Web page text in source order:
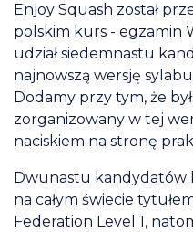
Enjoy Squash został
polskim kurs - egzamin
udział siedemnastu
najnowszą wersję
Dodamy przy tym, że
zorganizowany w tej
naciskiem na stronę
Dwunastu kandydatów
na całym świecie
Federation Level 1,